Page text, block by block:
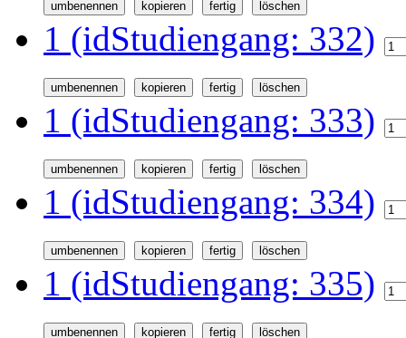
1 (idStudiengang: 332)
1 (idStudiengang: 333)
1 (idStudiengang: 334)
1 (idStudiengang: 335)